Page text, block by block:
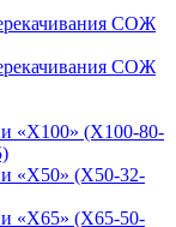
СОЖ
СОЖ
«Х100» (Х100-80-
«Х50» (Х50-32-
«Х65» (Х65-50-